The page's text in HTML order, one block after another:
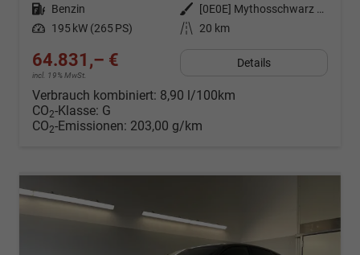
Kraftstoff Benzin Außenfarbe
[0E0E] Mythosschwarz Metallic
Leistung 195 kW (265 PS) Kilometerstand 20 km
64.831,– €
incl. 19% MwSt.
Details
Verbrauch kombiniert: 8,90 l/100km
CO2-Klasse: G
CO2-Emissionen: 203,00 g/km